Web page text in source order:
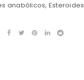
anabólicos, Esteroides